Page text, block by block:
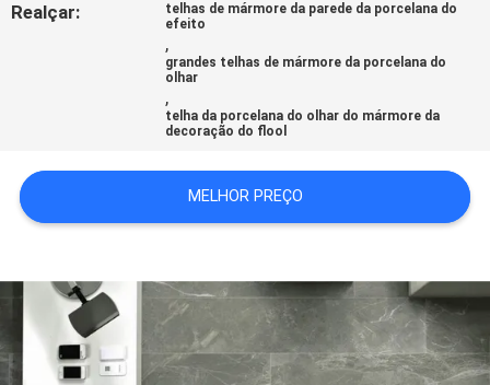
POLÍTICA
PRIVACIDADE
Realçar:
telhas de mármore da parede da porcelana do
efeito
,
grandes telhas de mármore da porcelana do
olhar
,
telha da porcelana do olhar do mármore da
decoração do flool
MELHOR PREÇO